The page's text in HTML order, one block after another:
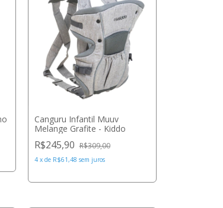
Canguru Infantil Muuv
Melange Grafite - Kiddo
R$245,90 R$309,00
4 x de R$61,48 sem juros